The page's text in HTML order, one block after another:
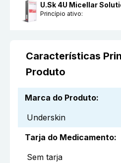
U.Sk 4U Micellar
Princípio ativo:
Características
Produto
Marca do Produto:
Underskin
Tarja do Medicamento:
Sem tarja